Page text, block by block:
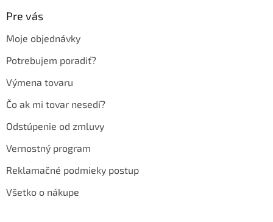
Pre vás
Moje objednávky
Potrebujem poradiť?
Výmena tovaru
Čo ak mi tovar nesedí?
Odstúpenie od zmluvy
Vernostný program
Reklamačné podmieky postup
Všetko o nákupe